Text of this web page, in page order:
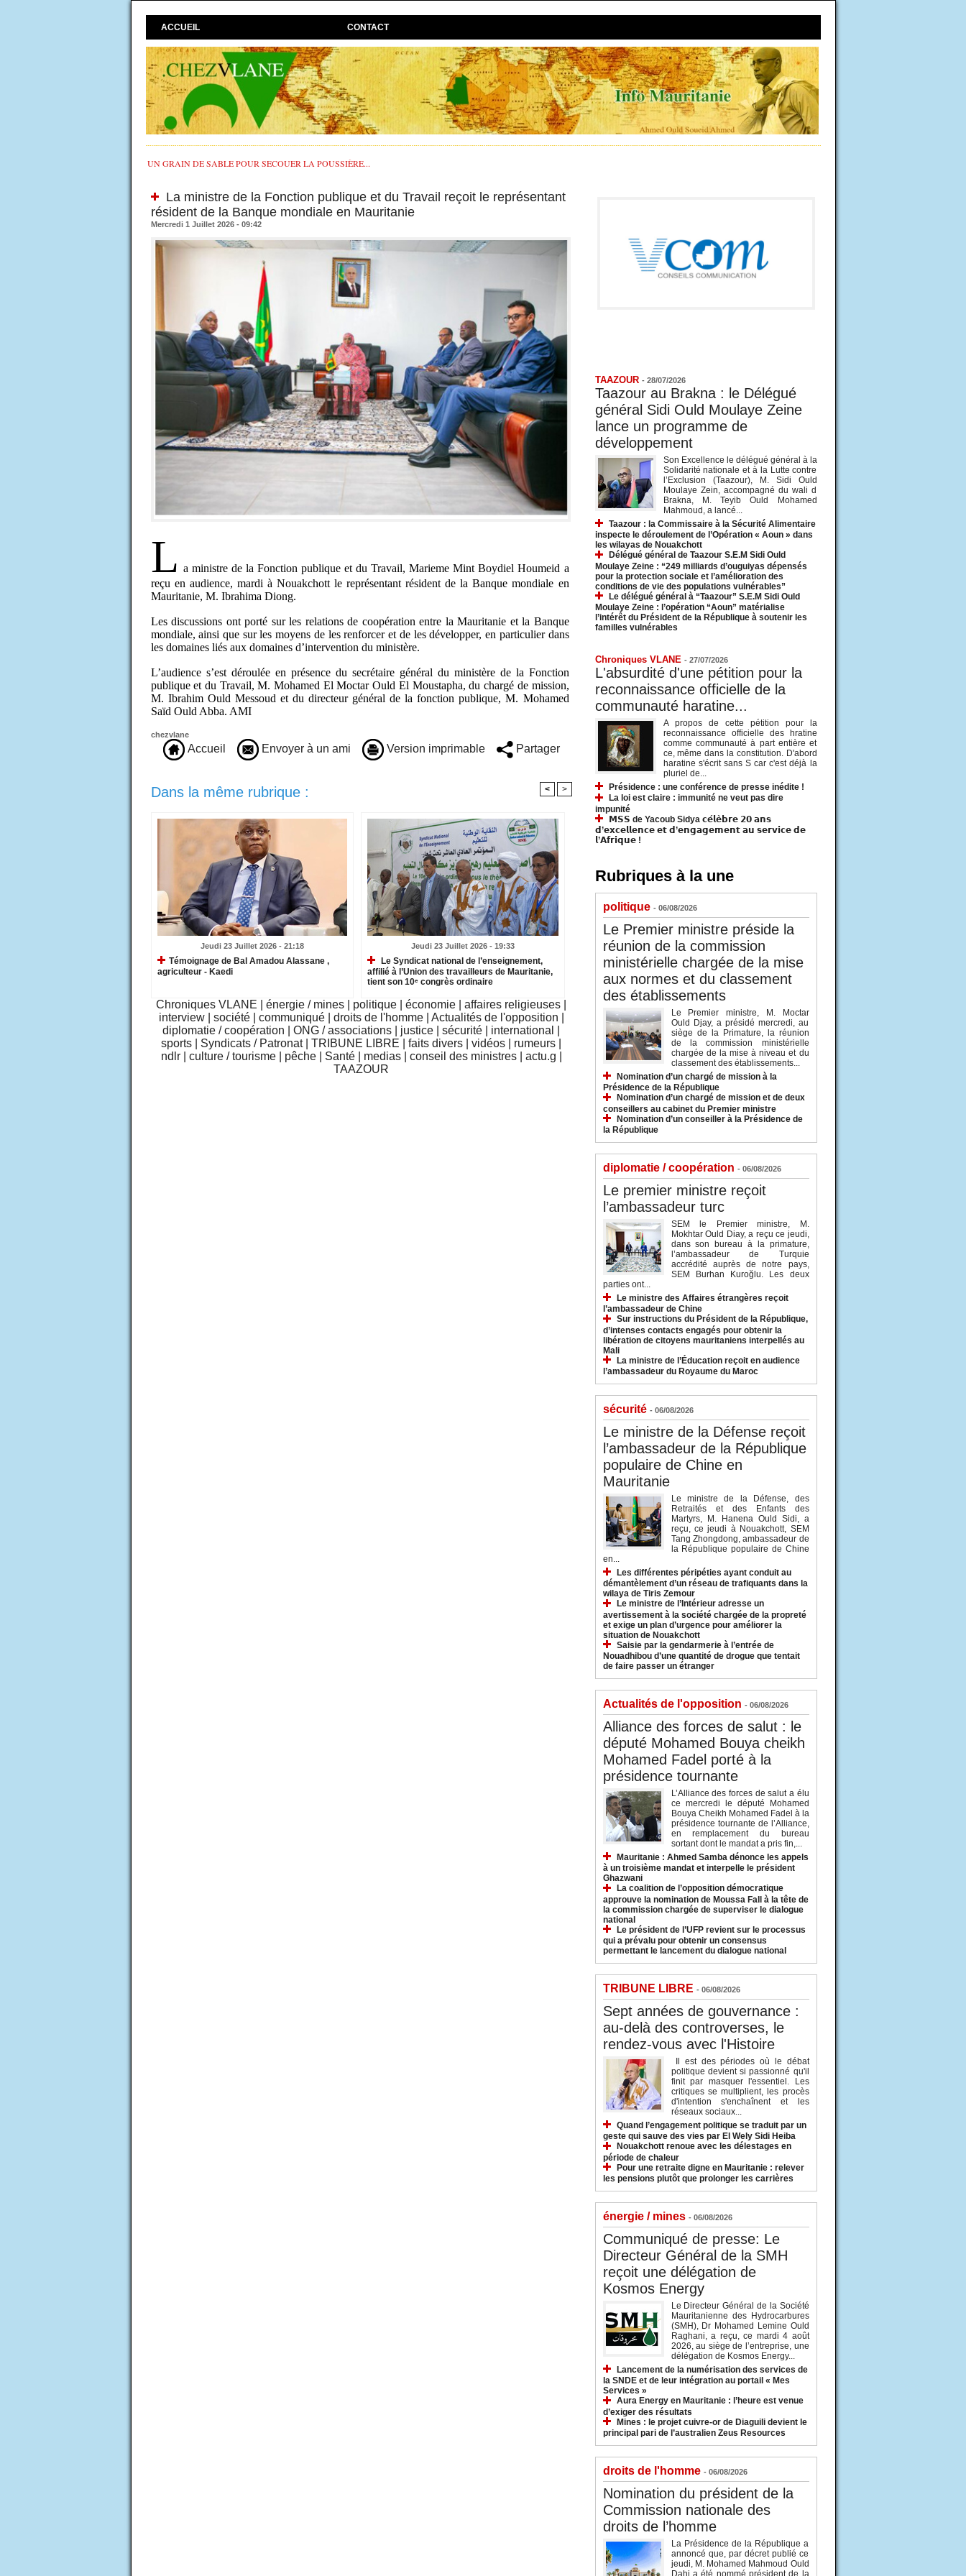
ACCUEIL CONTACT
UN GRAIN DE SABLE POUR SECOUER LA POUSSIÈRE...
La ministre de la Fonction publique et du Travail reçoit le représentant
résident de la Banque mondiale en Mauritanie
Mercredi 1 Juillet 2026 - 09:42
L a ministre de la Fonction publique et du Travail, Marieme Mint Boydiel Houmeid a
reçu en audience, mardi à Nouakchott le représentant résident de la Banque mondiale en
Mauritanie, M. Ibrahima Diong.
Les discussions ont porté sur les relations de coopération entre la Mauritanie et la Banque
mondiale, ainsi que sur les moyens de les renforcer et de les développer, en particulier dans
les domaines liés aux domaines d’intervention du ministère.
L’audience s’est déroulée en présence du secrétaire général du ministère de la Fonction
publique et du Travail, M. Mohamed El Moctar Ould El Moustapha, du chargé de mission,
M. Ibrahim Ould Messoud et du directeur général de la fonction publique, M. Mohamed
Saïd Ould Abba. AMI
chezvlane
Accueil Envoyer à un ami Version imprimable Partager
Dans la même rubrique : < >
Jeudi 23 Juillet 2026 - 21:18
​Témoignage de Bal Amadou Alassane ,
agriculteur - Kaedi
Jeudi 23 Juillet 2026 - 19:33
Le Syndicat national de l’enseignement,
affilié à l’Union des travailleurs de Mauritanie,
tient son 10ᵉ congrès ordinaire
Chroniques VLANE énergie / mines politique économie affaires religieuses
interview
société communiqué droits de l'homme Actualités de l'opposition
diplomatie / coopération
ONG / associations justice sécurité international
sports
Syndicats / Patronat TRIBUNE LIBRE faits divers vidéos rumeurs
ndlr
culture / tourisme pêche Santé medias conseil des ministres actu.g
TAAZOUR
TAAZOUR - 28/07/2026
Taazour au Brakna : le Délégué
général Sidi Ould Moulaye Zeine
lance un programme de
développement
Son Excellence le délégué général à la
Solidarité nationale et à la Lutte contre
l’Exclusion (Taazour), M. Sidi Ould
Moulaye Zein, accompagné du wali d
Brakna, M. Teyib Ould Mohamed
Mahmoud, a lancé...
Taazour : la Commissaire à la Sécurité Alimentaire
inspecte le déroulement de l’Opération « Aoun » dans
les wilayas de Nouakchott
Délégué général de Taazour S.E.M Sidi Ould
Moulaye Zeine : “249 milliards d’ouguiyas dépensés
pour la protection sociale et l’amélioration des
conditions de vie des populations vulnérables”
Le délégué général à “Taazour” S.E.M Sidi Ould
Moulaye Zeine : l’opération “Aoun” matérialise
l’intérêt du Président de la République à soutenir les
familles vulnérables
Chroniques VLANE - 27/07/2026
L'absurdité d'une pétition pour la
reconnaissance officielle de la
communauté haratine...
A propos de cette pétition pour la
reconnaissance officielle des hratine
comme communauté à part entière et
ce, même dans la constitution. D'abord
haratine s'écrit sans S car c'est déjà la
pluriel de...
Présidence : une conférence de presse inédite !
La loi est claire : immunité ne veut pas dire
impunité
𝗠𝗦𝗦 de Yacoub Sidya 𝗰𝗲́𝗹𝗲̀𝗯𝗿𝗲 𝟮𝟬 𝗮𝗻𝘀
𝗱’𝗲𝘅𝗰𝗲𝗹𝗹𝗲𝗻𝗰𝗲 𝗲𝘁 𝗱’𝗲𝗻𝗴𝗮𝗴𝗲𝗺𝗲𝗻𝘁 𝗮𝘂 𝘀𝗲𝗿𝘃𝗶𝗰𝗲 𝗱𝗲
𝗹’𝗔𝗳𝗿𝗶𝗾𝘂𝗲 !
Rubriques à la une
politique - 06/08/2026
Le Premier ministre préside la
réunion de la commission
ministérielle chargée de la mise
aux normes et du classement
des établissements
Le Premier ministre, M. Moctar
Ould Djay, a présidé mercredi, au
siège de la Primature, la réunion
de la commission ministérielle
chargée de la mise à niveau et du
classement des établissements...
Nomination d’un chargé de mission à la
Présidence de la République
Nomination d’un chargé de mission et de deux
conseillers au cabinet du Premier ministre
Nomination d’un conseiller à la Présidence de
la République
diplomatie / coopération - 06/08/2026
Le premier ministre reçoit
l’ambassadeur turc
SEM le Premier ministre, M.
Mokhtar Ould Diay, a reçu ce jeudi,
dans son bureau à la primature,
l’ambassadeur de Turquie
accrédité auprès de notre pays,
SEM Burhan Kuroğlu. Les deux
parties ont...
Le ministre des Affaires étrangères reçoit
l’ambassadeur de Chine
Sur instructions du Président de la République,
d’intenses contacts engagés pour obtenir la
libération de citoyens mauritaniens interpellés au
Mali
La ministre de l’Éducation reçoit en audience
l’ambassadeur du Royaume du Maroc
sécurité - 06/08/2026
Le ministre de la Défense reçoit
l’ambassadeur de la République
populaire de Chine en
Mauritanie
Le ministre de la Défense, des
Retraités et des Enfants des
Martyrs, M. Hanena Ould Sidi, a
reçu, ce jeudi à Nouakchott, SEM
Tang Zhongdong, ambassadeur de
la République populaire de Chine
en...
Les différentes péripéties ayant conduit au
démantèlement d’un réseau de trafiquants dans la
wilaya de Tiris Zemour
Le ministre de l’Intérieur adresse un
avertissement à la société chargée de la propreté
et exige un plan d’urgence pour améliorer la
situation de Nouakchott
Saisie par la gendarmerie à l’entrée de
Nouadhibou d’une quantité de drogue que tentait
de faire passer un étranger
Actualités de l'opposition - 06/08/2026
Alliance des forces de salut : le
député Mohamed Bouya cheikh
Mohamed Fadel porté à la
présidence tournante
L’Alliance des forces de salut a élu
ce mercredi le député Mohamed
Bouya Cheikh Mohamed Fadel à la
présidence tournante de l’Alliance,
en remplacement du bureau
sortant dont le mandat a pris fin,...
Mauritanie : Ahmed Samba dénonce les appels
à un troisième mandat et interpelle le président
Ghazwani
La coalition de l’opposition démocratique
approuve la nomination de Moussa Fall à la tête de
la commission chargée de superviser le dialogue
national
Le président de l’UFP revient sur le processus
qui a prévalu pour obtenir un consensus
permettant le lancement du dialogue national
TRIBUNE LIBRE - 06/08/2026
Sept années de gouvernance :
au-delà des controverses, le
rendez-vous avec l'Histoire
Il est des périodes où le débat
politique devient si passionné qu'il
finit par masquer l'essentiel. Les
critiques se multiplient, les procès
d'intention s'enchaînent et les
réseaux sociaux...
Quand l’engagement politique se traduit par un
geste qui sauve des vies par El Wely Sidi Heiba
Nouakchott renoue avec les délestages en
période de chaleur
Pour une retraite digne en Mauritanie : relever
les pensions plutôt que prolonger les carrières
énergie / mines - 06/08/2026
Communiqué de presse: Le
Directeur Général de la SMH
reçoit une délégation de
Kosmos Energy
Le Directeur Général de la Société
Mauritanienne des Hydrocarbures
(SMH), Dr Mohamed Lemine Ould
Raghani, a reçu, ce mardi 4 août
2026, au siège de l’entreprise, une
délégation de Kosmos Energy...
Lancement de la numérisation des services de
la SNDE et de leur intégration au portail « Mes
Services »
Aura Energy en Mauritanie : l’heure est venue
d’exiger des résultats
Mines : le projet cuivre-or de Diaguili devient le
principal pari de l’australien Zeus Resources
droits de l'homme - 06/08/2026
Nomination du président de la
Commission nationale des
droits de l’homme
La Présidence de la République a
annoncé que, par décret publié ce
jeudi, M. Mohamed Mahmoud Ould
Dahi a été nommé président de la